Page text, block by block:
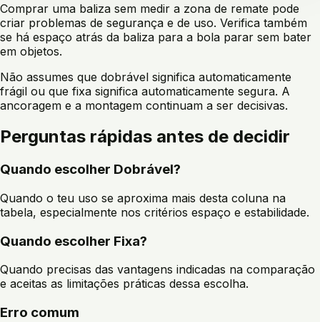
Comprar uma baliza sem medir a zona de remate pode
criar problemas de segurança e de uso. Verifica também
se há espaço atrás da baliza para a bola parar sem bater
em objetos.
Não assumes que dobrável significa automaticamente
frágil ou que fixa significa automaticamente segura. A
ancoragem e a montagem continuam a ser decisivas.
Perguntas rápidas antes de decidir
Quando escolher Dobrável?
Quando o teu uso se aproxima mais desta coluna na
tabela, especialmente nos critérios espaço e estabilidade.
Quando escolher Fixa?
Quando precisas das vantagens indicadas na comparação
e aceitas as limitações práticas dessa escolha.
Erro comum